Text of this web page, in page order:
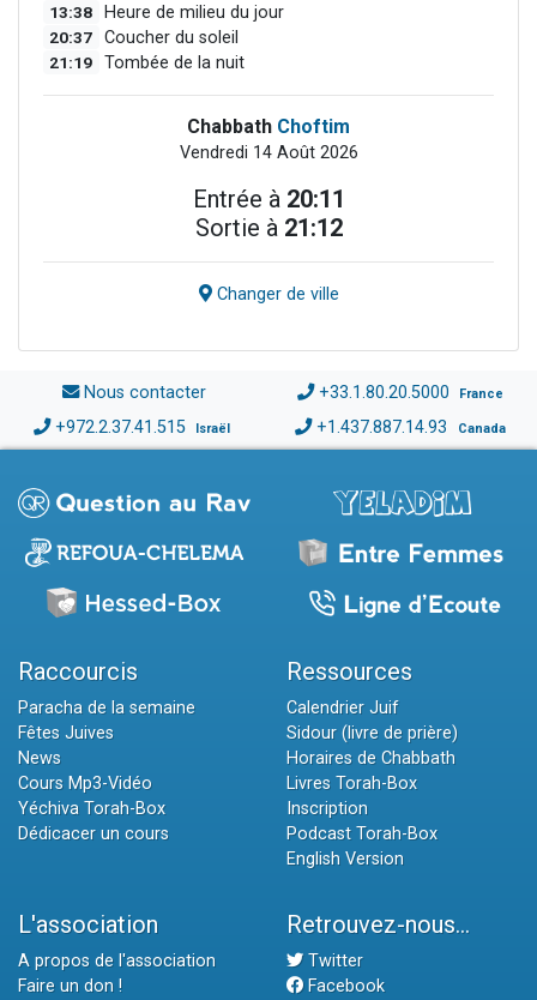
13:38 Heure de milieu du jour
20:37 Coucher du soleil
21:19 Tombée de la nuit
Chabbath Choftim
Vendredi 14 Août 2026
Entrée à 20:11
Sortie à 21:12
Changer de ville
Nous contacter +33.1.80.20.5000 France
+972.2.37.41.515 Israël +1.437.887.14.93 Canada
Raccourcis
Paracha de la semaine
Fêtes Juives
News
Cours Mp3-Vidéo
Yéchiva Torah-Box
Dédicacer un cours
Ressources
Calendrier Juif
Sidour (livre de prière)
Horaires de Chabbath
Livres Torah-Box
Inscription
Podcast Torah-Box
English Version
L'association
A propos de l'association
Faire un don !
Retrouvez-nous...
Twitter
Facebook